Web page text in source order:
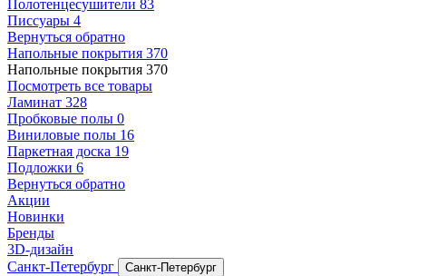
Полотенцесушители 83
Писсуары 4
Вернуться обратно
Напольные покрытия 370
Напольные покрытия 370
Посмотреть все товары
Ламинат 328
Пробковые полы 0
Виниловые полы 16
Паркетная доска 19
Подложки 6
Вернуться обратно
Акции
Новинки
Бренды
3D-дизайн
Санкт-Петербург
Санкт-Петербург